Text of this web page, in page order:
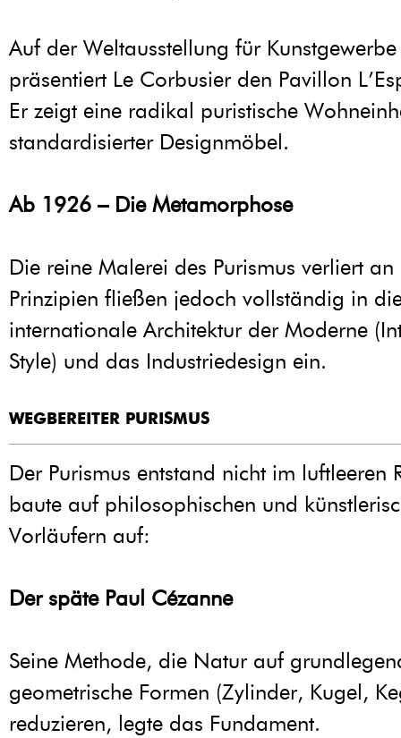
Auf der Weltausstellung für
präsentiert Le Corbusier den Pavillon
Er zeigt eine radikal puristische
standardisierter Designmöbel.
Ab 1926 – Die Metamorphose
Die reine Malerei des Purismus verliert
Prinzipien fließen jedoch vollständig in
internationale Architektur der Moderne
Style) und das Industriedesign ein.
WEGBEREITER PURISMUS
Der Purismus entstand nicht im luftleeren
baute auf philosophischen und
Vorläufern auf:
Der späte Paul Cézanne
Seine Methode, die Natur auf
geometrische Formen (Zylinder, Kugel,
reduzieren, legte das Fundament.